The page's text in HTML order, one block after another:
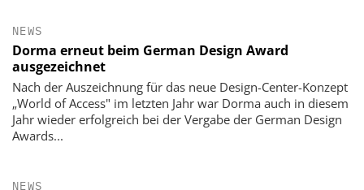
NEWS
Dorma erneut beim German Design Award
ausgezeichnet
Nach der Auszeichnung für das neue Design-Center-Konzept
„World of Access" im letzten Jahr war Dorma auch in diesem
Jahr wieder erfolgreich bei der Vergabe der German Design
Awards...
NEWS